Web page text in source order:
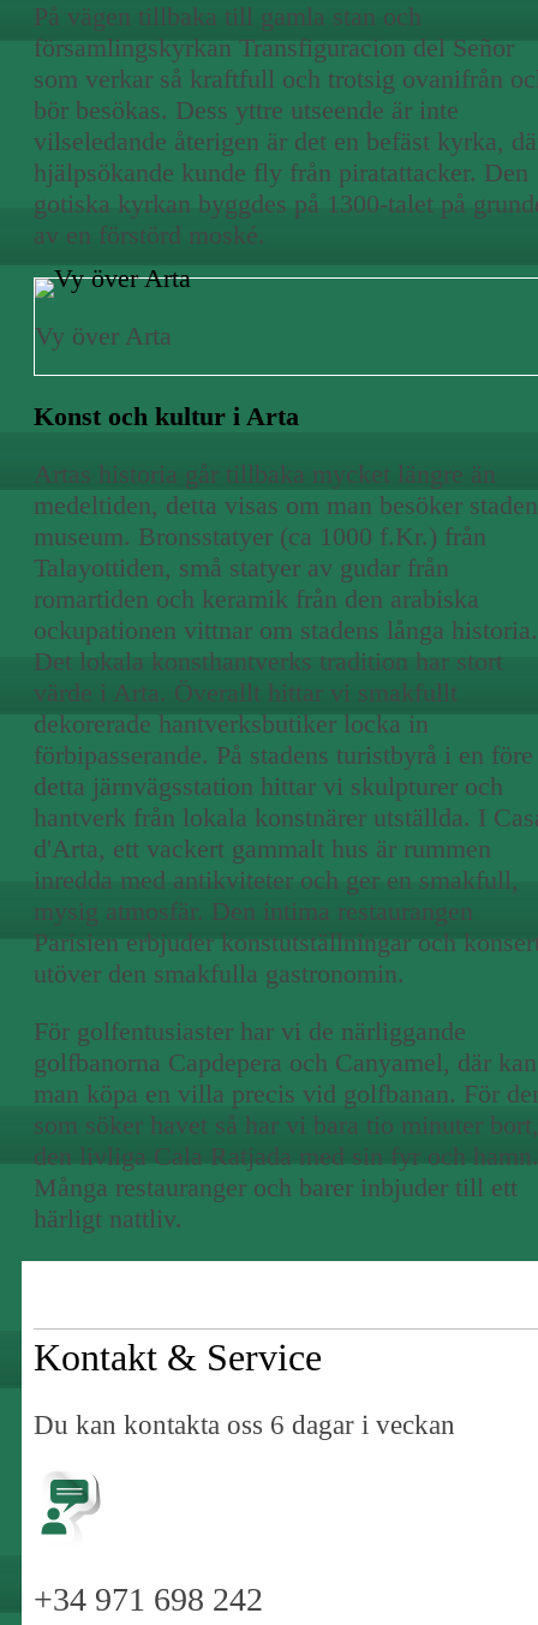
På vägen tillbaka till gamla stan och
församlingskyrkan Transfiguracion del Señor
som verkar så kraftfull och trotsig ovanifrån
bör besökas. Dess yttre utseende är inte
vilseledande återigen är det en befäst kyrka,
hjälpsökande kunde fly från piratattacker. Den
gotiska kyrkan byggdes på 1300-talet på
av en förstörd moské.
Vy över Arta
Konst och kultur i Arta
Artas historia går tillbaka mycket längre än
medeltiden, detta visas om man besöker
museum. Bronsstatyer (ca 1000 f.Kr.) från
Talayottiden, små statyer av gudar från
romartiden och keramik från den arabiska
ockupationen vittnar om stadens långa historia.
Det lokala konsthantverks tradition har stort
värde i Arta. Överallt hittar vi smakfullt
dekorerade hantverksbutiker locka in
förbipasserande. På stadens turistbyrå i en före
detta järnvägsstation hittar vi skulpturer och
hantverk från lokala konstnärer utställda. I
d'Arta, ett vackert gammalt hus är rummen
inredda med antikviteter och ger en smakfull,
mysig atmosfär. Den intima restaurangen
Parisien erbjuder konstutställningar och
utöver den smakfulla gastronomin.
För golfentusiaster har vi de närliggande
golfbanorna Capdepera och Canyamel, där kan
man köpa en villa precis vid golfbanan. För
som söker havet så har vi bara tio minuter bort,
den livliga Cala Ratjada med sin fyr och hamn.
Många restauranger och barer inbjuder till ett
härligt nattliv.
Kontakt & Service
Du kan kontakta oss 6 dagar i veckan
+34 971 698 242